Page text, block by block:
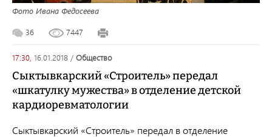
Фото Ивана Федосеева
36 7447
17:30, 16.01.2018 / общество
Сыктывкарский «Строитель» передал
«шкатулку мужества» в отделение детской
кардиоревматологии
Сыктывкарский «Строитель» передал в отделение